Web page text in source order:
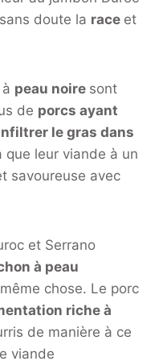
doute la race et
peau noire sont
de porcs ayant
le gras dans
que leur viande à un
savoureuse avec
et Serrano
à peau
chose. Le porc
riche à
de manière à ce
viande